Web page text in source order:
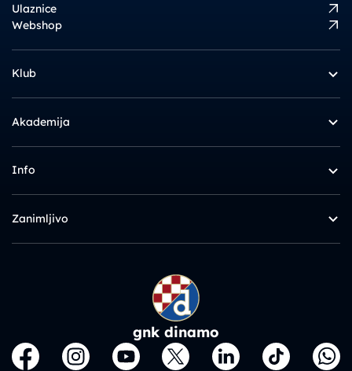
Ulaznice
Webshop
Klub
Akademija
Info
Zanimljivo
gnk dinamo